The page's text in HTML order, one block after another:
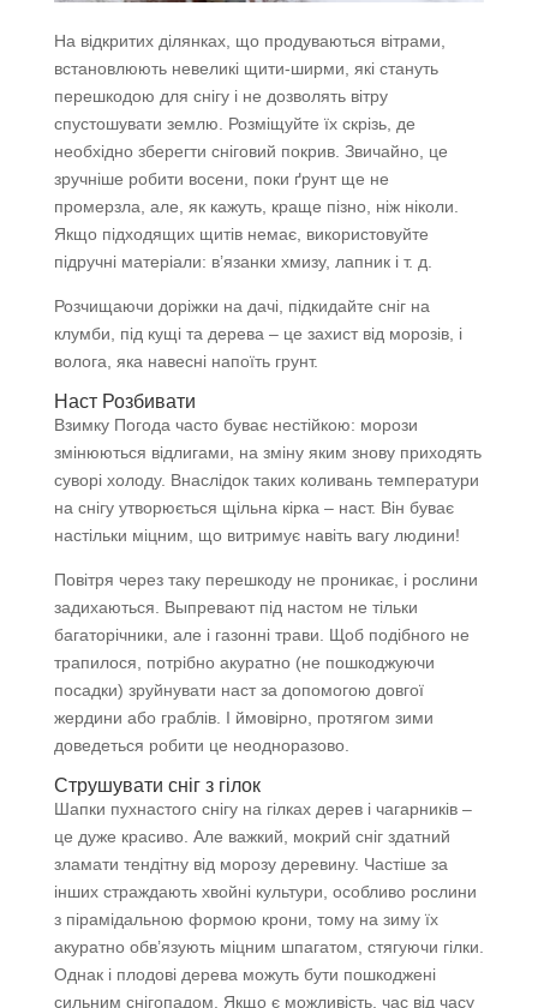
На відкритих ділянках, що продуваються вітрами,
встановлюють невеликі щити-ширми, які стануть
перешкодою для снігу і не дозволять вітру
спустошувати землю. Розміщуйте їх скрізь, де
необхідно зберегти сніговий покрив. Звичайно, це
зручніше робити восени, поки ґрунт ще не
промерзла, але, як кажуть, краще пізно, ніж ніколи.
Якщо підходящих щитів немає, використовуйте
підручні матеріали: в’язанки хмизу, лапник і т. д.
Розчищаючи доріжки на дачі, підкидайте сніг на
клумби, під кущі та дерева – це захист від морозів, і
волога, яка навесні напоїть грунт.
Наст Розбивати
Взимку Погода часто буває нестійкою: морози
змінюються відлигами, на зміну яким знову приходять
суворі холоду. Внаслідок таких коливань температури
на снігу утворюється щільна кірка – наст. Він буває
настільки міцним, що витримує навіть вагу людини!
Повітря через таку перешкоду не проникає, і рослини
задихаються. Выпревают під настом не тільки
багаторічники, але і газонні трави. Щоб подібного не
трапилося, потрібно акуратно (не пошкоджуючи
посадки) зруйнувати наст за допомогою довгої
жердини або граблів. І ймовірно, протягом зими
доведеться робити це неодноразово.
Струшувати сніг з гілок
Шапки пухнастого снігу на гілках дерев і чагарників –
це дуже красиво. Але важкий, мокрий сніг здатний
зламати тендітну від морозу деревину. Частіше за
інших страждають хвойні культури, особливо рослини
з пірамідальною формою крони, тому на зиму їх
акуратно обв’язують міцним шпагатом, стягуючи гілки.
Однак і плодові дерева можуть бути пошкоджені
сильним снігопадом. Якщо є можливість, час від часу